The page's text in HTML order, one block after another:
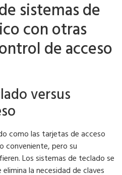
sistemas de
con otras
de acceso
versus
como las tarjetas de acceso
conveniente, pero su
Los sistemas de teclado se
la necesidad de claves